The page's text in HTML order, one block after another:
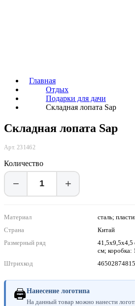
Главная
Отдых
Подарки для дачи
Складная лопата Sap
Складная лопата Sap
Арт. 231462
Количество
− +
Материал
сталь;
Страна
Китай
Размерный ряд
41,5х9,5х4,5
см; коробка:
Штрихкод
🖨Нанесение логотипа
На данный товар можно нанести